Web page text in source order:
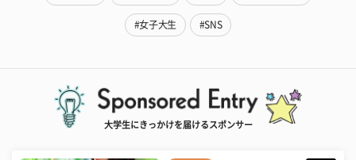
#女子大生 #SNS
大学生にきっかけを届けるスポンサー